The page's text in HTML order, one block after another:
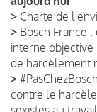
> Charte de
> Bosch France
interne
de harcèlement
>
contre le